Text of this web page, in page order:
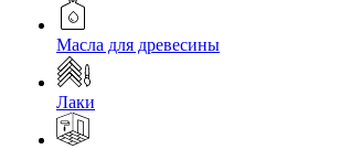
Масла для древесины
Лаки